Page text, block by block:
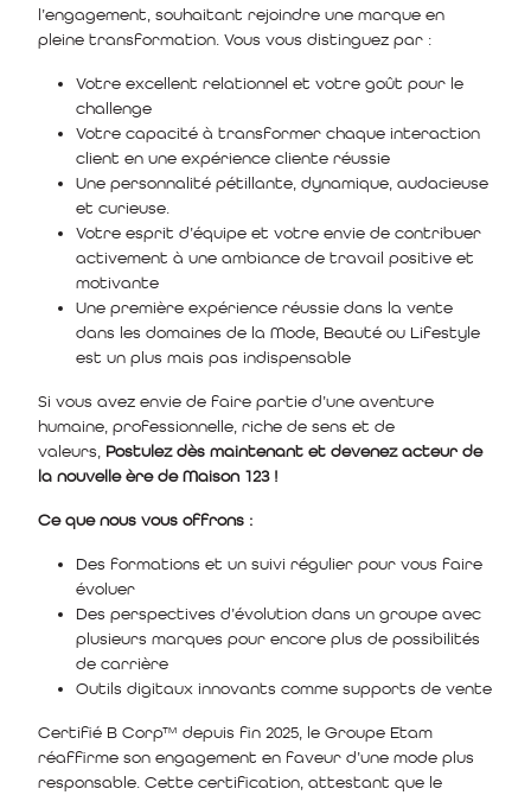
l’engagement, souhaitant rejoindre une marque en
pleine transformation. Vous vous distinguez par :
Votre excellent relationnel et votre goût pour le
challenge
Votre capacité à transformer chaque interaction
client en une expérience cliente réussie
Une personnalité pétillante, dynamique, audacieuse
et curieuse.
Votre esprit d’équipe et votre envie de contribuer
activement à une ambiance de travail positive et
motivante
Une première expérience réussie dans la vente
dans les domaines de la Mode, Beauté ou Lifestyle
est un plus mais pas indispensable
Si vous avez envie de faire partie d’une aventure
humaine, professionnelle, riche de sens et de
valeurs, Postulez dès maintenant et devenez acteur de
la nouvelle ère de Maison 123 !
Ce que nous vous offrons :
Des formations et un suivi régulier pour vous faire
évoluer
Des perspectives d’évolution dans un groupe avec
plusieurs marques pour encore plus de possibilités
de carrière
Outils digitaux innovants comme supports de vente
Certifié B Corp™ depuis fin 2025, le Groupe Etam
réaffirme son engagement en faveur d’une mode plus
responsable. Cette certification, attestant que le